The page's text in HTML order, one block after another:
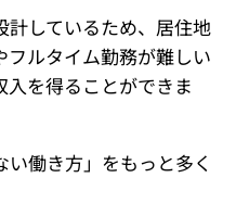
計しているため、居住地
フルタイム勤務が難しい
を得ることができま
働き方」をもっと多く